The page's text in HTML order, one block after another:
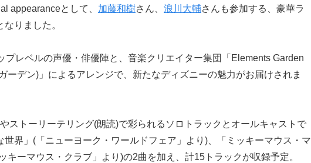
appearanceとして、 加藤和樹さん、 浪川大輔さんも参加する、豪華ラ
りました。
プレベルの声優・俳優陣と、音楽クリエイター集団「Elements Garden
ーデン)」によるアレンジで、新たなディズニーの魅力がお届けされま
ストーリーテリング(朗読)で彩られるソロトラックとオールキャストで
世界」(「ニューヨーク・ワールドフェア」より)、「ミッキーマウス・マ
キーマウス・クラブ」より)の2曲を加え、計15トラックが収録予定。